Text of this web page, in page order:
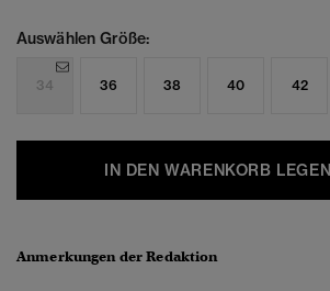
Auswählen Größe:
34 36 38 40 42
IN DEN WARENKORB LEGEN
Anmerkungen der Redaktion